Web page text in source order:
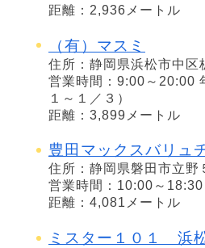
距離：2,936メートル
（有）マスミ
住所：静岡県浜松市中区
営業時間：9:00～20:00
１～１／３）
距離：3,899メートル
豊田マックスバリュ
住所：静岡県磐田市立野
営業時間：10:00～18:30
距離：4,081メートル
ミスター１０１ 浜